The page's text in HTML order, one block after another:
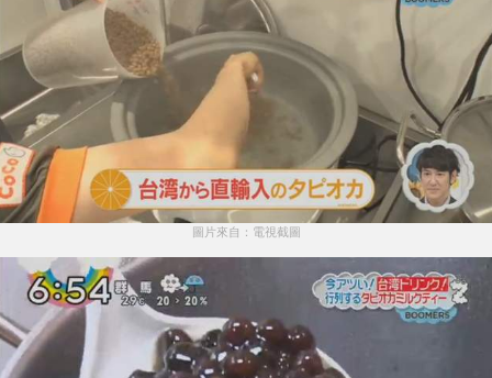
圖片來自：電視截圖